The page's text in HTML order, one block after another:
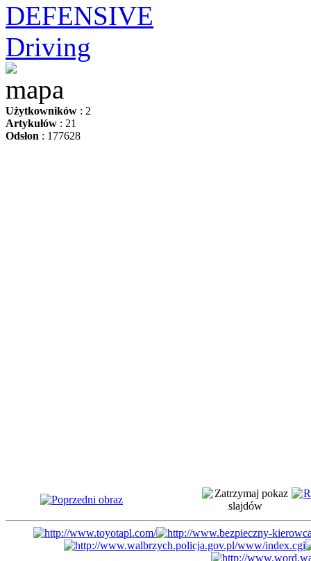
Użytkowników : 2
Artykułów : 21
Odsłon : 177628